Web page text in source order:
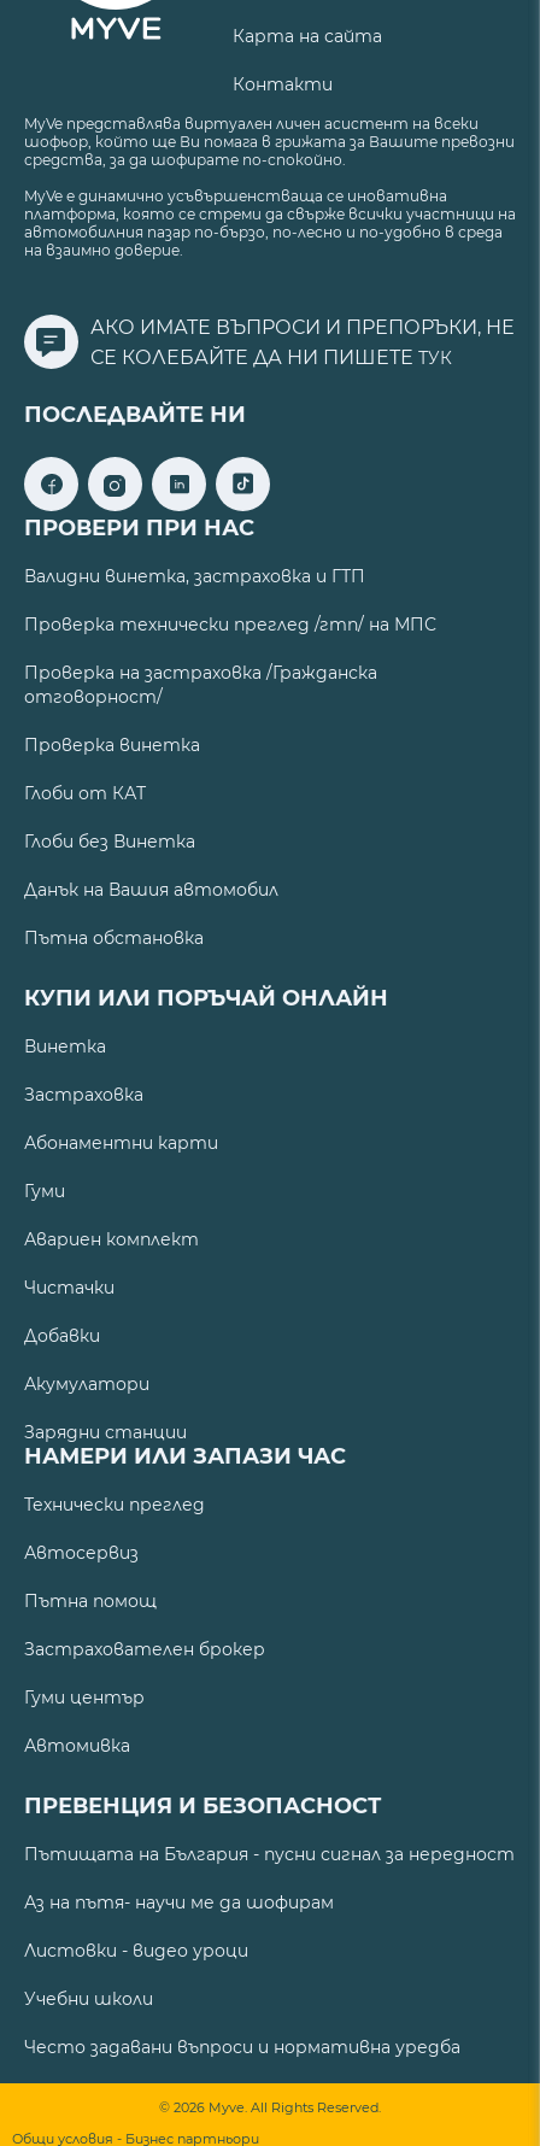
Карта на сайта
Контакти
MyVe представлява виртуален личен асистент на всеки
шофьор, който ще Ви помага в грижата за Вашите превозни
средства, за да шофирате по-спокойно.
MyVe е динамично усъвършенстваща се иновативна
платформа, която се стреми да свърже всички участници на
автомобилния пазар по-бързо, по-лесно и по-удобно в среда
на взаимно доверие.
АКО ИМАТЕ ВЪПРОСИ И ПРЕПОРЪКИ, НЕ
СЕ КОЛЕБАЙТЕ ДА НИ ПИШЕТЕ ТУК
ПОСЛЕДВАЙТЕ НИ
ПРОВЕРИ ПРИ НАС
Валидни винетка, застраховка и ГТП
Проверка технически преглед /гтп/ на МПС
Проверка на застраховка /Гражданска
отговорност/
Проверка винетка
Глоби от КАТ
Глоби без Винетка
Данък на Вашия автомобил
Пътна обстановка
КУПИ ИЛИ ПОРЪЧАЙ ОНЛАЙН
Винетка
Застраховка
Абонаментни карти
Гуми
Авариен комплект
Чистачки
Добавки
Акумулатори
Зарядни станции
НАМЕРИ ИЛИ ЗАПАЗИ ЧАС
Технически преглед
Автосервиз
Пътна помощ
Застрахователен брокер
Гуми център
Автомивка
ПРЕВЕНЦИЯ И БЕЗОПАСНОСТ
Пътищата на България - пусни сигнал за нередност
Аз на пътя- научи ме да шофирам
Листовки - видео уроци
Учебни школи
Често задавани въпроси и нормативна уредба
© 2026 Myve. All Rights Reserved.
Общи условия - Бизнес партньори